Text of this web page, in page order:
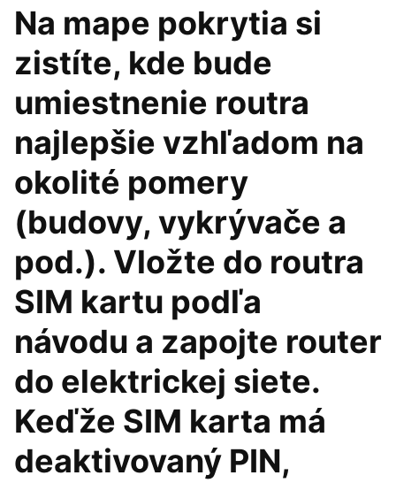
Na mape pokrytia si
zistíte, kde bude
umiestnenie routra
najlepšie vzhľadom na
okolité pomery
(budovy, vykrývače a
pod.). Vložte do routra
SIM kartu podľa
návodu a zapojte router
do elektrickej siete.
Keďže SIM karta má
deaktivovaný PIN,